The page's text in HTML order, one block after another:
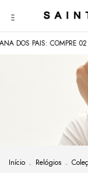
PAIS: COMPRE 02 E
Início . Relógios .